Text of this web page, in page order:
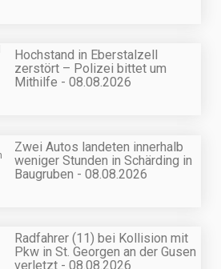
Hochstand in Eberstalzell
zerstört – Polizei bittet um
Mithilfe - 08.08.2026
Zwei Autos landeten innerhalb
weniger Stunden in Schärding in
Baugruben - 08.08.2026
Radfahrer (11) bei Kollision mit
Pkw in St. Georgen an der Gusen
verletzt - 08.08.2026